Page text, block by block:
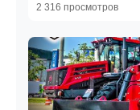
2 316 просмотров